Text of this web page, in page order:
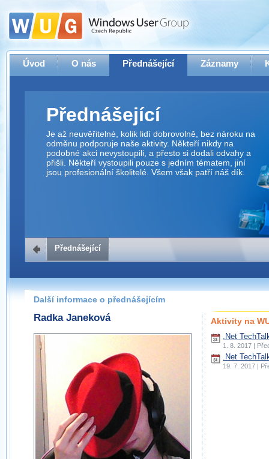
Úvod O nás Přednášející Záznamy
Přednášející
Je až neuvěřitelné, kolik lidí dobrovolně, bez nároku na
odměnu podporuje naše aktivity. Někteří nikdy na
podobné akci nevystoupili, a přesto si dodali odvahy a
přišli. Někteří vystoupili pouze s jedním tématem, jiní
jsou profesionální školitelé. Všem však patří náš dík.
Přednášející
Další informace o přednášejícím
Radka Janeková Aktivity na
.Net
1. 8. 2017 |
.Net
19. 7. 2017 |